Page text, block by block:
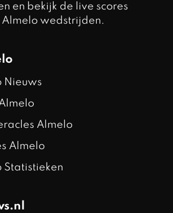
en bekijk de live scores
wedstrijden.
Nieuws
Almelo
Almelo
Statistieken